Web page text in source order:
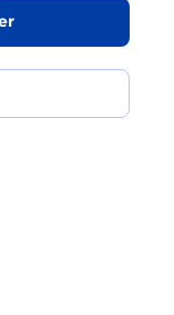
?